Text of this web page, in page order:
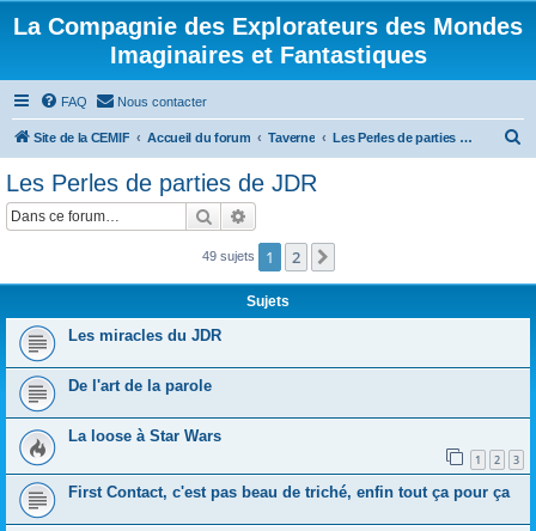
La Compagnie des Explorateurs des Mondes
Imaginaires et Fantastiques
FAQ Nous contacter
Site de la CEMIF Accueil du forum Taverne Les Perles de parties de JDR
e
Les Perles de parties de JDR
Rechercher
49 sujets 1 2
Sujets
Les miracles du JDR
De l'art de la parole
La loose à Star Wars
1 2 3
First Contact, c'est pas beau de triché, enfin tout ça pour ça